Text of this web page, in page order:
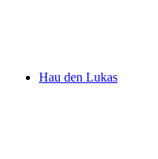
Hau den Lukas